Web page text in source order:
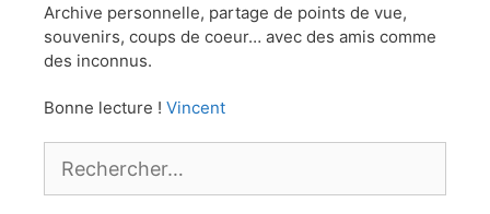
Archive personnelle, partage de points de vue,
souvenirs, coups de coeur… avec des amis comme
des inconnus.
Bonne lecture ! Vincent